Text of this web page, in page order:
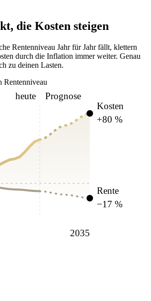
die Kosten steigen
Rentenniveau Jahr für Jahr fällt, klettern
durch die Inflation immer weiter. Genau
zu deinen Lasten.
Rentenniveau
2035
heute
Prognose
Kosten
+80 %
Rente
−17 %